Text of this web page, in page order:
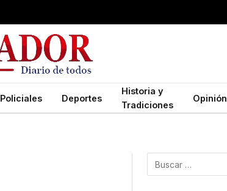
Policiales Deportes
Historia y
Tradiciones
Opinión